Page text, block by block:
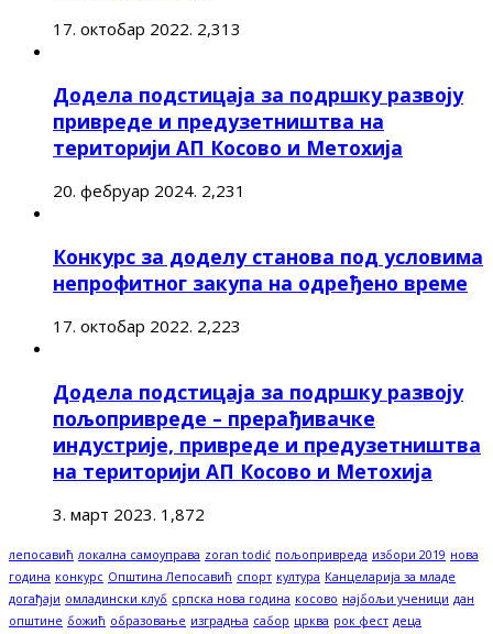
17. октобар 2022. 2,313
Додела подстицаја за подршку развоју
привреде и предузетништва на
територији АП Косово и Метохија
20. фебруар 2024. 2,231
Конкурс за доделу станова под условима
непрофитног закупа на одређено време
17. октобар 2022. 2,223
Додела подстицаја за подршку развоју
пољопривреде – прерађивачке
индустрије, привреде и предузетништва
на територији АП Косово и Метохија
3. март 2023. 1,872
лепосавић локална самоуправа zoran todić пољопривреда избори 2019 нова
година конкурс Општина Лепосавић спорт култура Канцеларија за младе
догађаји омладински клуб српска нова година косово најбољи ученици дан
општине божић образовање изградња сабор црква рок фест деца